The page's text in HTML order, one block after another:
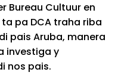
Bureau Cultuur en
pa DCA traha riba
pais Aruba, manera
investiga y
nos pais.